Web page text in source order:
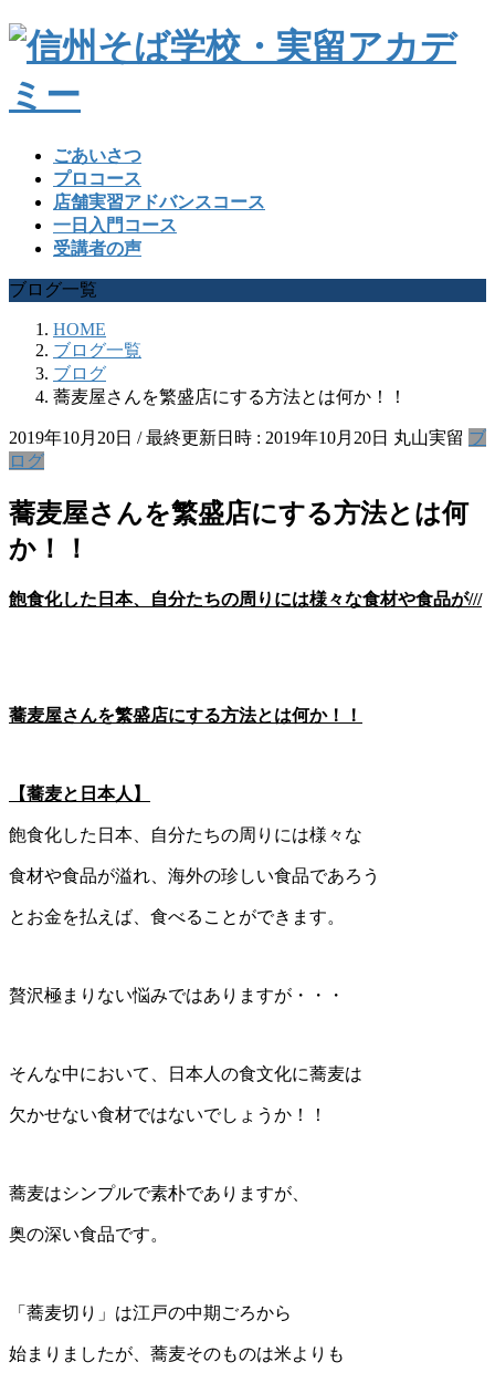
ごあいさつ
プロコース
店舗実習アドバンスコース
一日入門コース
受講者の声
ブログ一覧
HOME
ブログ一覧
ブログ
蕎麦屋さんを繁盛店にする方法とは何か！！
2019年10月20日 / 最終更新日時 : 2019年10月20日 丸山実留 ブ
ログ
蕎麦屋さんを繁盛店にする方法とは何
か！！
飽食化した日本、自分たちの周りには様々な食材や食品が///
蕎麦屋さんを繁盛店にする方法とは何か！！
【蕎麦と日本人】
飽食化した日本、自分たちの周りには様々な
食材や食品が溢れ、海外の珍しい食品であろう
とお金を払えば、食べることができます。
贅沢極まりない悩みではありますが・・・
そんな中において、日本人の食文化に蕎麦は
欠かせない食材ではないでしょうか！！
蕎麦はシンプルで素朴でありますが、
奥の深い食品です。
「蕎麦切り」は江戸の中期ごろから
始まりましたが、蕎麦そのものは米よりも